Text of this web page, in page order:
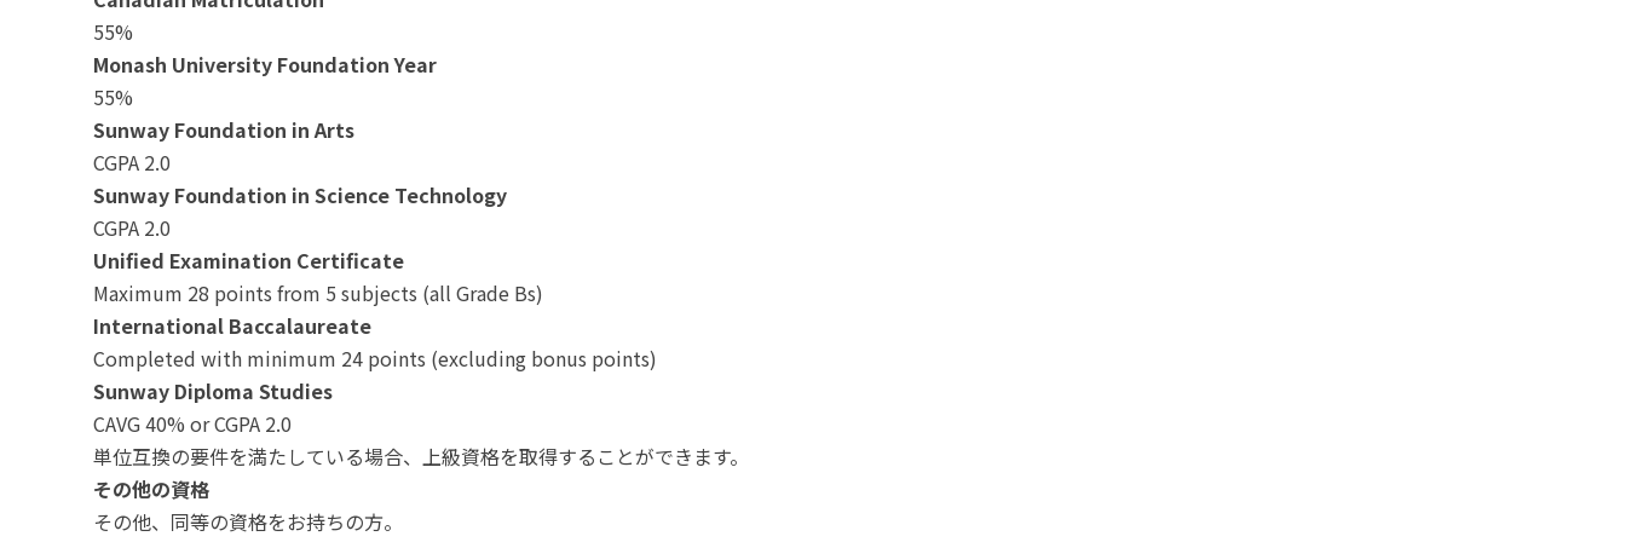
55%
Monash University Foundation Year
55%
Sunway Foundation in Arts
CGPA 2.0
Sunway Foundation in Science Technology
CGPA 2.0
Unified Examination Certificate
Maximum 28 points from 5 subjects (all Grade Bs)
International Baccalaureate
Completed with minimum 24 points (excluding bonus points)
Sunway Diploma Studies
CAVG 40% or CGPA 2.0
単位互換の要件を満たしている場合、上級資格を取得することができます。
その他の資格
その他、同等の資格をお持ちの方。